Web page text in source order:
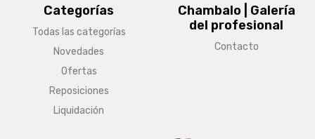
Categorías
Todas las categorías
Novedades
Ofertas
Reposiciones
Liquidación
Chambalo | Galería
del profesional
Contacto